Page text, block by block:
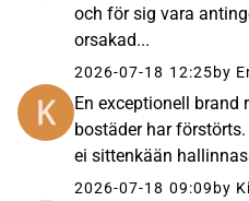
och för sig vara
orsakad...
2026-07-18 12:25by
En exceptionell brand
bostäder har
ei sittenkään
2026-07-18 09:09 by